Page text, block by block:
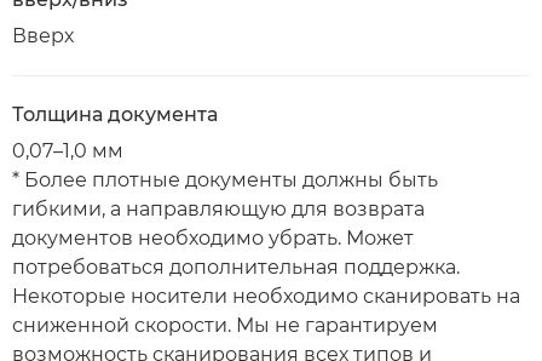
Вверх
Толщина документа
0,07–1,0 мм
* Более плотные документы должны быть
гибкими, а направляющую для возврата
документов необходимо убрать. Может
потребоваться дополнительная поддержка.
Некоторые носители необходимо сканировать на
сниженной скорости. Мы не гарантируем
возможность сканирования всех типов и